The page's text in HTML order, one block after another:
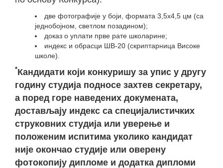
две фотографије у боји, формата 3,5х4,5 цм (са
једнобојном, светлом позадином);
доказ о уплати прве рате школарине;
индекс и обрасци ШВ-20 (скриптарница Високе
школе).
*Кандидати који конкуришу за упис у другу
годину студија подносе захтев секретару,
а поред горе наведених докумената,
достављају индекс са специјалистичких
струковних студија или уверење и
положеним испитима уколико кандидат
није окончао студије или оверену
фотокопију дипломе и додатка дипломи